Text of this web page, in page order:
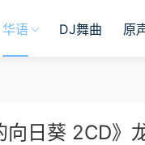
华语 DJ舞曲 原
日葵 2CD》